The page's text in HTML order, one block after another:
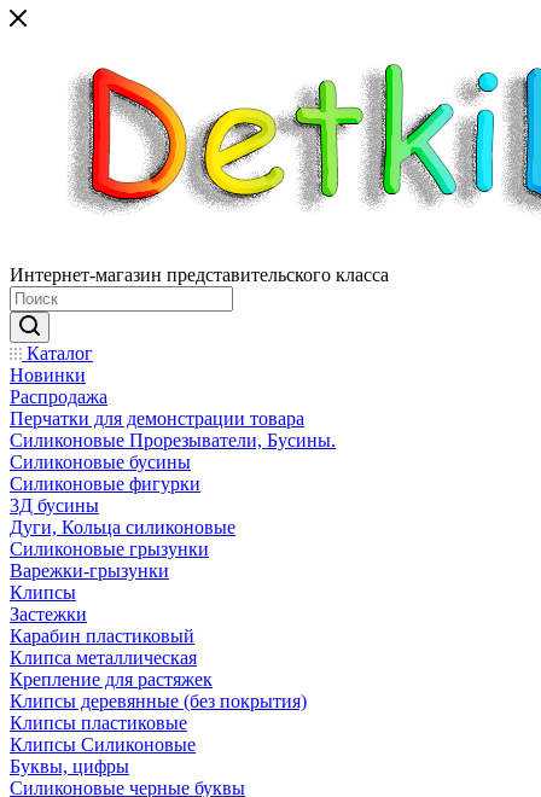
Интернет-магазин представительского класса
Каталог
Новинки
Распродажа
Перчатки для демонстрации товара
Силиконовые Прорезыватели, Бусины.
Силиконовые бусины
Силиконовые фигурки
3Д бусины
Дуги, Кольца силиконовые
Силиконовые грызунки
Варежки-грызунки
Клипсы
Застежки
Карабин пластиковый
Клипса металлическая
Крепление для растяжек
Клипсы деревянные (без покрытия)
Клипсы пластиковые
Клипсы Силиконовые
Буквы, цифры
Силиконовые черные буквы